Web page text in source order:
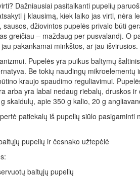
Dažniausiai pasitaikanti pupelių
į klausimą, kiek laiko jas virti, nėra
sausos, džiovintos pupelės privalo būti
greičiau – maždaug per pusvalandį. O
pakankamai minkštos, ar jau išvirusios.
Pupelės yra puikus baltymų
Be tokių naudingų
kraujo spaudimo reguliavimui.
arba yra labai nedaug riebalų, druskos
skaidulų, apie 350 g kalio, 20 g
patiekalų iš pupelių siūlo
pupelių ir česnako užtepėlė
baltųjų pupelių